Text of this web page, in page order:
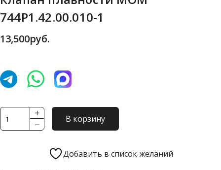
744Р1.42.00.010-1
13,500руб.
Количество
товара
В корзину
Добавить в список желаний